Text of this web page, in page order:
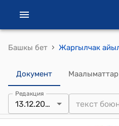
Башкы бет ›
Документ Маалыматтар
Редакция
13.12.2018